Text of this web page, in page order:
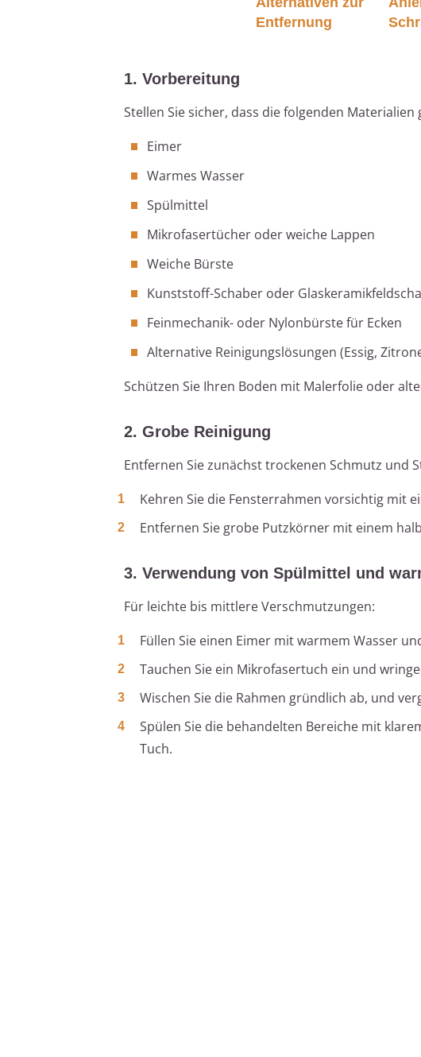
Entfernung
1. Vorbereitung
Stellen Sie sicher, dass die folgenden
Eimer
Warmes Wasser
Spülmittel
Mikrofasertücher oder weiche Lappen
Weiche Bürste
Kunststoff-Schaber oder
Feinmechanik- oder Nylonbürste für Ecken
Alternative Reinigungslösungen (Essig,
Schützen Sie Ihren Boden mit Malerfolie oder
2. Grobe Reinigung
Entfernen Sie zunächst trockenen Schmutz und
Kehren Sie die Fensterrahmen vorsichtig mit
Entfernen Sie grobe Putzkörner mit einem
3. Verwendung von Spülmittel und
Für leichte bis mittlere Verschmutzungen:
Füllen Sie einen Eimer mit warmem Wasser
Tauchen Sie ein Mikrofasertuch ein und
Wischen Sie die Rahmen gründlich ab, und
Spülen Sie die behandelten Bereiche mit
Tuch.